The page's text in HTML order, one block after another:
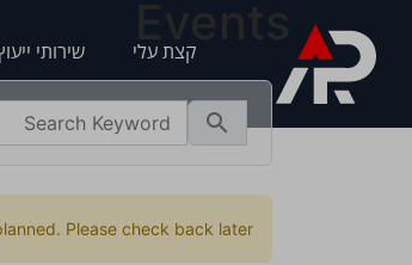
קצת עלי שירותי
Events
search
Please check back later.